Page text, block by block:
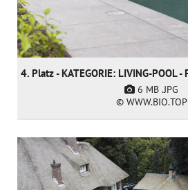
6 MB .JPG
© WWW.BIO.TOP